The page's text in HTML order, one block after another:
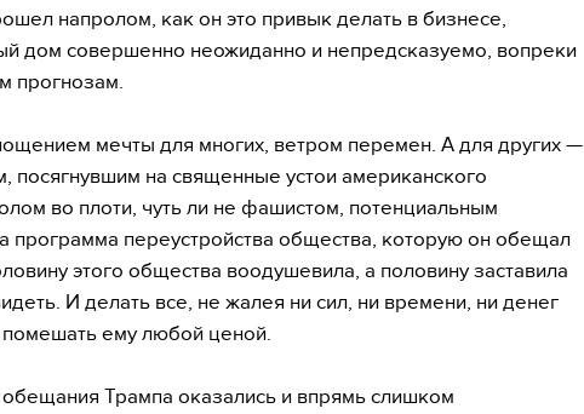
напролом, как он это привык делать в бизнесе,
дом совершенно неожиданно и непредсказуемо, вопреки
прогнозам.
мечты для многих, ветром перемен. А для других —
посягнувшим на священные устои американского
во плоти, чуть ли не фашистом, потенциальным
программа переустройства общества, которую он обещал
этого общества воодушевила, а половину заставила
И делать все, не жалея ни сил, ни времени, ни денег
помешать ему любой ценой.
Трампа оказались и впрямь слишком